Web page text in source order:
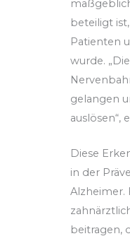
beteiligt
Patienten
wurde.
gelangen
auslösen“,
Diese
in der
Alzheimer.
beitragen,